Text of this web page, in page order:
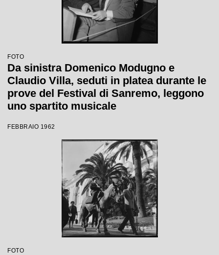
FOTO
Da sinistra Domenico Modugno e
Claudio Villa, seduti in platea durante le
prove del Festival di Sanremo, leggono
uno spartito musicale
FEBBRAIO 1962
FOTO